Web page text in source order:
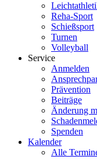
Reha-Sport
Schießsport
Turnen
Volleyball
Service
Anmelden
Prävention
Beiträge
Änderung
Spenden
Kalender
Alle